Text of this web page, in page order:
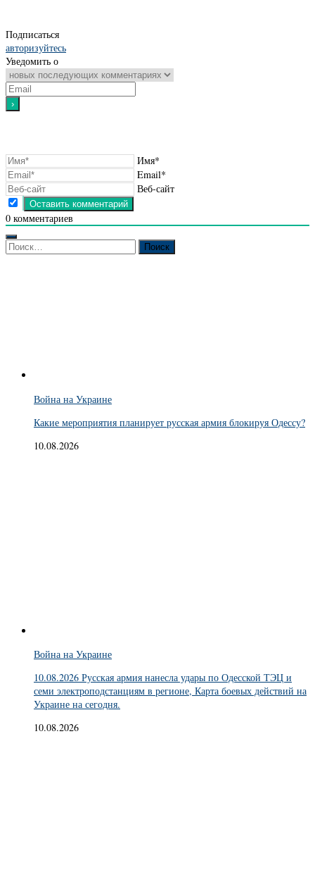
Подписаться
авторизуйтесь
Уведомить о
Имя*
Email*
Веб-сайт
0 комментариев
Найти:
Война на Украине
Какие мероприятия планирует русская армия блокируя Одессу?
10.08.2026
Война на Украине
10.08.2026 Русская армия нанесла удары по Одесской ТЭЦ и
семи электроподстанциям в регионе, Карта боевых действий на
Украине на сегодня.
10.08.2026